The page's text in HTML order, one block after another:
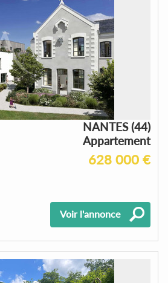
NANTES (44)
Appartement
628 000 €
Voir l'annonce